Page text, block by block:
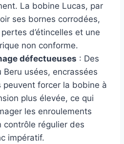
La bobine Lucas, par
ses bornes corrodées,
d’étincelles et une
non conforme.
défectueuses : Des
Beru usées, encrassées
peuvent forcer la bobine à
plus élevée, ce qui
les enroulements
contrôle régulier des
impératif.